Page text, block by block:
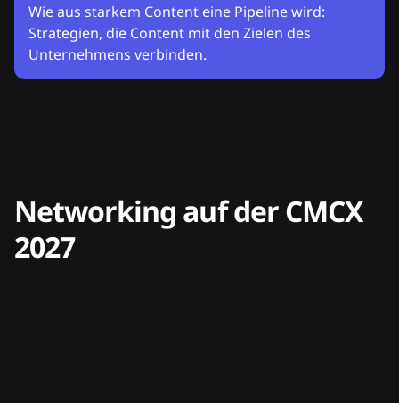
Wie aus starkem Content eine Pipeline wird:
Strategien, die Content mit den Zielen des
Unternehmens verbinden.
Networking auf der CMCX
2027